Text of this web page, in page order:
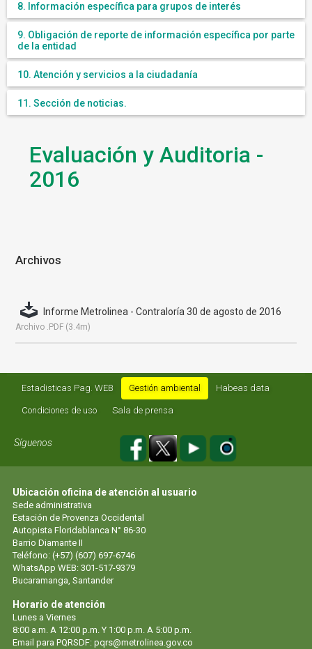
8. Información específica para grupos de interés
9. Obligación de reporte de información específica por parte
de la entidad
10. Atención y servicios a la ciudadanía
11. Sección de noticias.
Evaluación y Auditoria -
2016
Archivos
Informe Metrolinea - Contraloría 30 de agosto de 2016
Archivo .PDF (3.4m)
Estadisticas Pag. WEB Gestión ambiental Habeas data
Condiciones de uso Sala de prensa
Síguenos
Ubicación oficina de atención al usuario
Sede administrativa
Estación de Provenza Occidental
Autopista Floridablanca N° 86-30
Barrio Diamante II
Teléfono: (+57) (607) 697-6746
WhatsApp WEB: 301-517-9379
Bucaramanga, Santander
Horario de atención
Lunes a Viernes
8:00 a.m. A 12:00 p.m. Y 1:00 p.m. A 5:00 p.m.
Email para PQRSDF: pqrs@metrolinea.gov.co